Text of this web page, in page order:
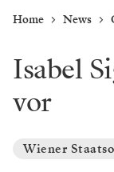
Home News
Isabel
vor
Wiener